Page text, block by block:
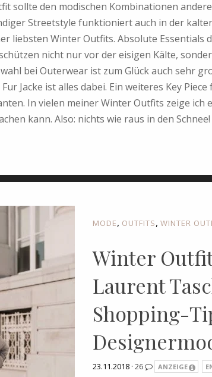
sollte den modischen Kombinationen
Streetstyle funktioniert auch in der
liebsten Winter Outfits. Absolute Essentials
nicht nur vor der eisigen Kälte,
bei Outerwear ist zum Glück auch sehr
Jacke ist alles dabei. Ein weiteres Key Piece
In vielen meiner Winter Outfits zeige ich
kann. Also: nichts wie raus in den Schnee!
MODE, OUTFITS, WINTER
Winter
Laurent
Shopping-
23.11.2018 · 26 ANZEIGE